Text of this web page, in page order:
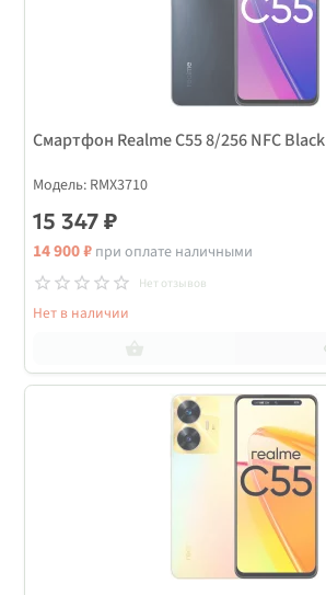
Смартфон Realme С55 8/256 NFC Black
Модель: RMX3710
15 347 ₽
14 900 ₽ при оплате наличными
Нет отзывов
Нет в наличии